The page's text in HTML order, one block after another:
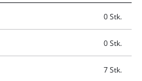
0 Stk.
0 Stk.
7 Stk.